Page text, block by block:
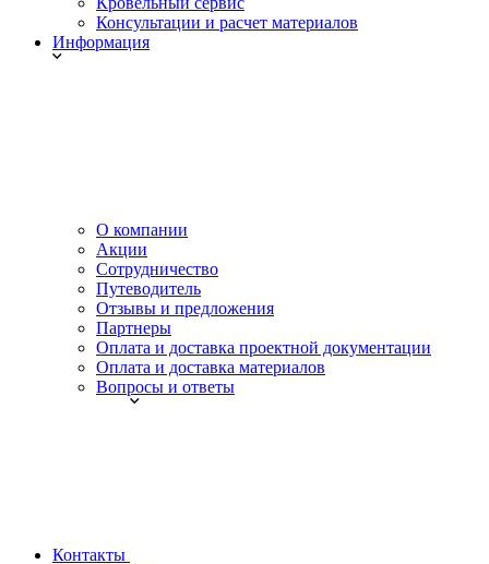
Консультации и расчет материалов
Информация
О компании
Акции
Сотрудничество
Путеводитель
Отзывы и предложения
Партнеры
Оплата и доставка проектной документации
Оплата и доставка материалов
Вопросы и ответы
Контакты